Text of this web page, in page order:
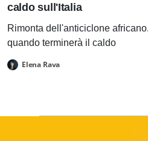
caldo sull'Italia
Rimonta dell'anticiclone
quando terminerà il caldo
Elena Rava